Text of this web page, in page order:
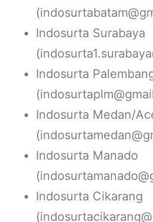
Indosurta Surabaya
Indosurta
Indosurta Medan/
Indosurta Manado
Indosurta Cikarang